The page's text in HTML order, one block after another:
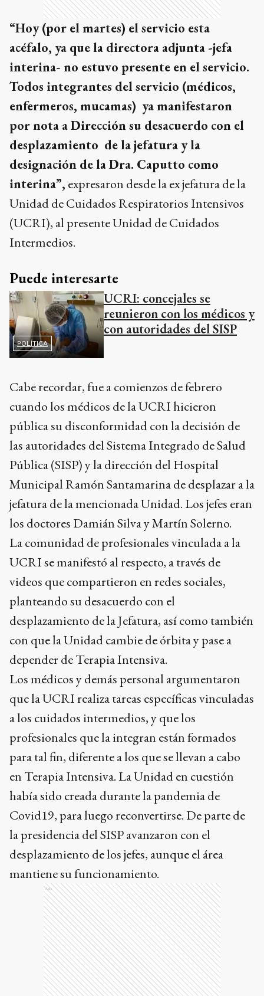
“Hoy (por el martes) el servicio esta
acéfalo, ya que la directora adjunta -jefa
interina- no estuvo presente en el servicio.
Todos integrantes del servicio (médicos,
enfermeros, mucamas) ya manifestaron
por nota a Dirección su desacuerdo con el
desplazamiento de la jefatura y la
designación de la Dra. Caputto como
interina”, expresaron desde la ex jefatura de la
Unidad de Cuidados Respiratorios Intensivos
(UCRI), al presente Unidad de Cuidados
Intermedios.
Puede interesarte
POLÍTICA
UCRI: concejales se
reunieron con los médicos y
con autoridades del SISP
Cabe recordar, fue a comienzos de febrero
cuando los médicos de la UCRI hicieron
pública su disconformidad con la decisión de
las autoridades del Sistema Integrado de Salud
Pública (SISP) y la dirección del Hospital
Municipal Ramón Santamarina de desplazar a la
jefatura de la mencionada Unidad. Los jefes eran
los doctores Damián Silva y Martín Solerno.
La comunidad de profesionales vinculada a la
UCRI se manifestó al respecto, a través de
videos que compartieron en redes sociales,
planteando su desacuerdo con el
desplazamiento de la Jefatura, así como también
con que la Unidad cambie de órbita y pase a
depender de Terapia Intensiva.
Los médicos y demás personal argumentaron
que la UCRI realiza tareas específicas vinculadas
a los cuidados intermedios, y que los
profesionales que la integran están formados
para tal fin, diferente a los que se llevan a cabo
en Terapia Intensiva. La Unidad en cuestión
había sido creada durante la pandemia de
Covid19, para luego reconvertirse. De parte de
la presidencia del SISP avanzaron con el
desplazamiento de los jefes, aunque el área
mantiene su funcionamiento.
Ads